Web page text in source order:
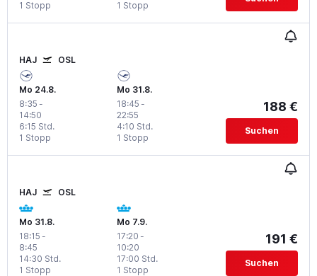
1 Stopp 1 Stopp
HAJ OSL
Mo 24.8.
8:35 -
14:50
1 Stopp
6:15 Std.
Mo 31.8.
18:45 -
22:55
1 Stopp
4:10 Std.
188 €
Suchen
HAJ OSL
Mo 31.8.
18:15 -
8:45
1 Stopp
14:30 Std.
Mo 7.9.
17:20 -
10:20
1 Stopp
17:00 Std.
191 €
Suchen